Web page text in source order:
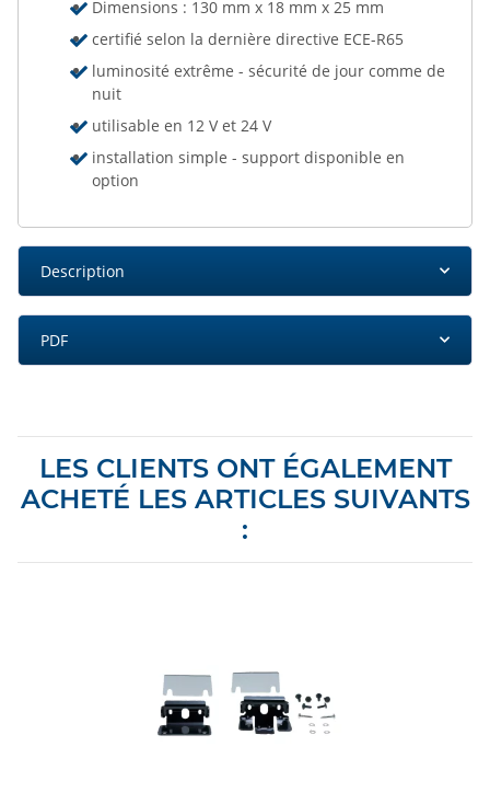
Dimensions : 130 mm x 18 mm x 25 mm
certifié selon la dernière directive ECE-R65
luminosité extrême - sécurité de jour comme de
nuit
utilisable en 12 V et 24 V
installation simple - support disponible en
option
Description
PDF
LES CLIENTS ONT ÉGALEMENT
ACHETÉ LES ARTICLES SUIVANTS
: